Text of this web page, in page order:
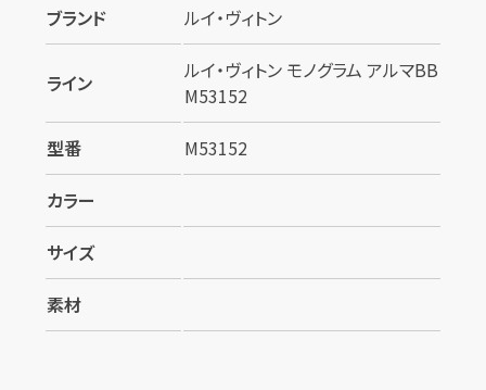
カンタン無料
ブランド
ルイ・ヴィトン
ライン
ルイ・ヴィトン モノグラム アルマBB
M53152
型番
M53152
カラー
サイズ
素材